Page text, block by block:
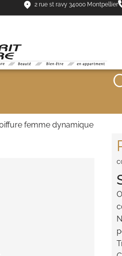
2 rue st ravy 34000 Montpellier
femme dynamique